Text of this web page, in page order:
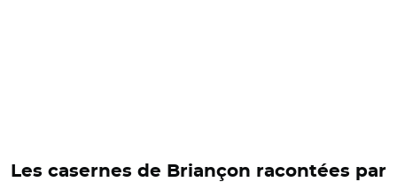
Les casernes de Briançon racontées par